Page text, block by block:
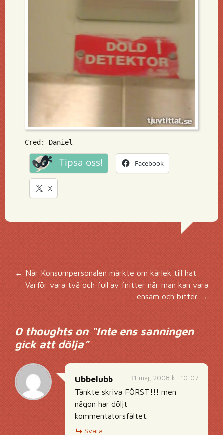
Cred: Daniel
Tipsa oss! Facebook
X
Inläggsnavigering
←När Konsumpersonalen märkte om kärlek till hat
Varför vara två och full av fnitter när man kan vara
ensam och bitter →
0 thoughts on “Inte ens sanningen
gick att dölja”
31 maj, 2008 kl. 10:07
Ubbelubb
Tänkte skriva FÖRST!!! men
någon har döljt
kommentatorsfältet.
Svara